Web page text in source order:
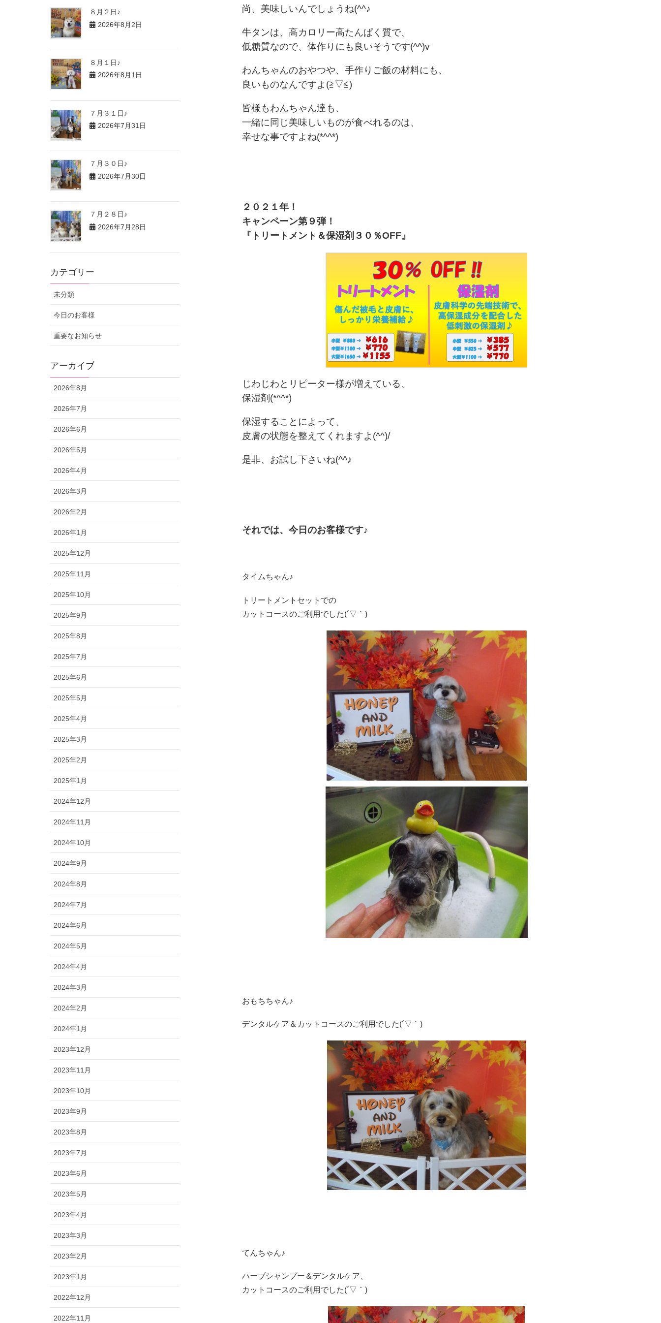
尚、美味しいんでしょうね(^^♪
牛タンは、高カロリー高たんぱく質で、
低糖質なので、体作りにも良いそうです(^^)v
わんちゃんのおやつや、手作りご飯の材料にも、
良いものなんですよ(≧▽≦)
皆様もわんちゃん達も、
一緒に同じ美味しいものが食べれるのは、
幸せな事ですよね(*^^*)
２０２１年！
キャンペーン第９弾！
『トリートメント＆保湿剤３０ ％OFF 』
じわじわとリピーター様が増えている、
保湿剤(*^^*)
保湿することによって、
皮膚の状態を整えてくれますよ(^^)/
是非、お試し下さいね(^^♪
それでは、今日のお客様です♪
タイムちゃん♪
トリートメントセットでの
カットコースのご利用でした(´▽｀)
おもちちゃん♪
デンタルケア＆カットコースのご利用でした(´▽｀)
てんちゃん♪
ハーブシャンプー＆デンタルケア、
カットコースのご利用でした(´▽｀)
８月２日♪
2026年8月2日
８月１日♪
2026年8月1日
７月３１日♪
2026年7月31日
７月３０日♪
2026年7月30日
７月２８日♪
2026年7月28日
カテゴリー
未分類
今日のお客様
重要なお知らせ
アーカイブ
2026年8月
2026年7月
2026年6月
2026年5月
2026年4月
2026年3月
2026年2月
2026年1月
2025年12月
2025年11月
2025年10月
2025年9月
2025年8月
2025年7月
2025年6月
2025年5月
2025年4月
2025年3月
2025年2月
2025年1月
2024年12月
2024年11月
2024年10月
2024年9月
2024年8月
2024年7月
2024年6月
2024年5月
2024年4月
2024年3月
2024年2月
2024年1月
2023年12月
2023年11月
2023年10月
2023年9月
2023年8月
2023年7月
2023年6月
2023年5月
2023年4月
2023年3月
2023年2月
2023年1月
2022年12月
2022年11月